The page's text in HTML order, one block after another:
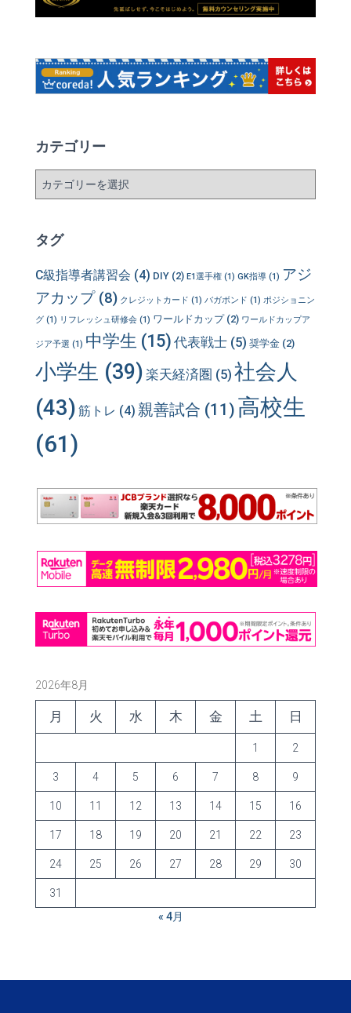
カテゴリー
ー
タグ
C級指導者講習会 (4) DIY (2) E1選手権 (1) GK指導 (1) アジ
アカップ(8) クレジットカード (1) バガボンド (1) ポジショニン
グ (1) リフレッシュ研修会 (1) ワールドカップ(2) ワールドカップア
ジア予選 (1) 中学生 (15) 代表戦士 (5) 奨学金 (2)
小学生 (39) 楽天経済圏 (5) 社会人
(43) 筋トレ (4) 親善試合 (11) 高校生
(61)
2026年8月
月 火 水 木 金 土 日
1 2
3 4 5 6 7 8 9
10 11 12 13 14 15 16
17 18 19 20 21 22 23
24 25 26 27 28 29 30
31
« 4月